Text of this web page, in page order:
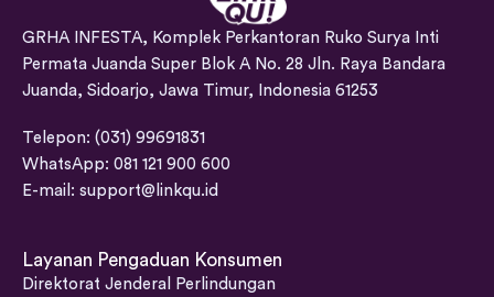
GRHA INFESTA, Komplek Perkantoran Ruko Surya Inti
Permata Juanda Super Blok A No. 28 Jln. Raya Bandara
Juanda, Sidoarjo, Jawa Timur, Indonesia 61253
Telepon: (031) 99691831
WhatsApp: 081 121 900 600
E-mail: support@linkqu.id
Layanan Pengaduan Konsumen
Direktorat Jenderal Perlindungan